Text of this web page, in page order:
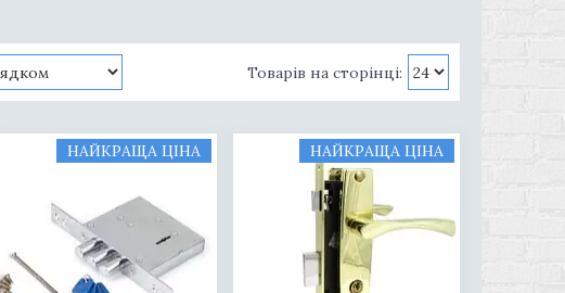
НАЙКРАЩА ЦІНА НАЙКРАЩА ЦІНА